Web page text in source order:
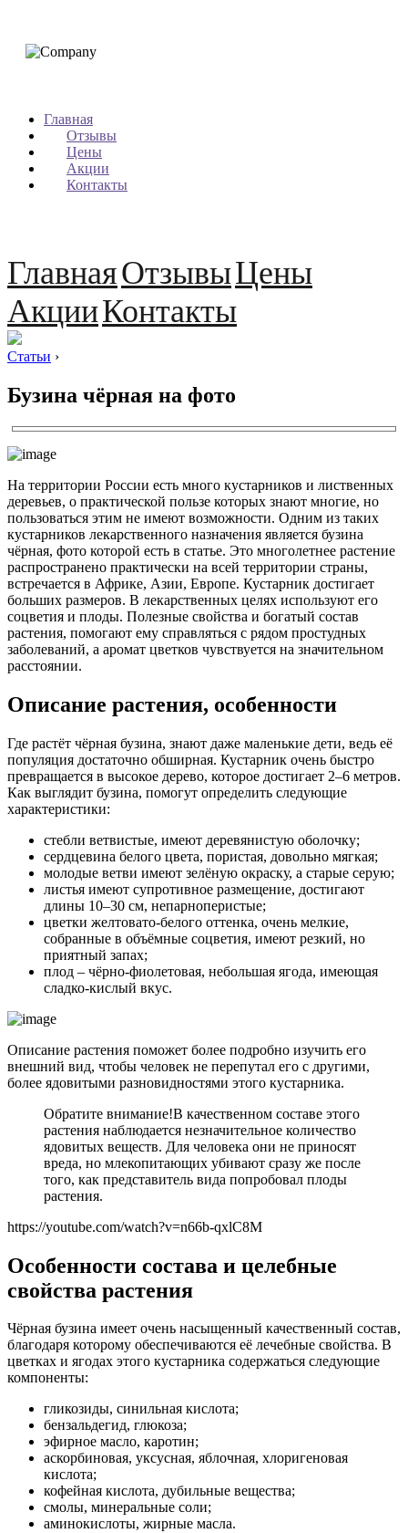
Главная
Отзывы
Цены
Акции
Контакты
ГлавнаяОтзывыЦены
АкцииКонтакты
Статьи ›
Бузина чёрная на фото
На территории России есть много кустарников и лиственных
деревьев, о практической пользе которых знают многие, но
пользоваться этим не имеют возможности. Одним из таких
кустарников лекарственного назначения является бузина
чёрная, фото которой есть в статье. Это многолетнее растение
распространено практически на всей территории страны,
встречается в Африке, Азии, Европе. Кустарник достигает
больших размеров. В лекарственных целях используют его
соцветия и плоды. Полезные свойства и богатый состав
растения, помогают ему справляться с рядом простудных
заболеваний, а аромат цветков чувствуется на значительном
расстоянии.
Описание растения, особенности
Где растёт чёрная бузина, знают даже маленькие дети, ведь её
популяция достаточно обширная. Кустарник очень быстро
превращается в высокое дерево, которое достигает 2–6 метров.
Как выглядит бузина, помогут определить следующие
характеристики:
стебли ветвистые, имеют деревянистую оболочку;
сердцевина белого цвета, пористая, довольно мягкая;
молодые ветви имеют зелёную окраску, а старые серую;
листья имеют супротивное размещение, достигают
длины 10–30 см, непарноперистые;
цветки желтовато-белого оттенка, очень мелкие,
собранные в объёмные соцветия, имеют резкий, но
приятный запах;
плод – чёрно-фиолетовая, небольшая ягода, имеющая
сладко-кислый вкус.
Описание растения поможет более подробно изучить его
внешний вид, чтобы человек не перепутал его с другими,
более ядовитыми разновидностями этого кустарника.
Обратите внимание!В качественном составе этого
растения наблюдается незначительное количество
ядовитых веществ. Для человека они не приносят
вреда, но млекопитающих убивают сразу же после
того, как представитель вида попробовал плоды
растения.
https://youtube.com/watch?v=n66b-qxlC8M
Особенности состава и целебные
свойства растения
Чёрная бузина имеет очень насыщенный качественный состав,
благодаря которому обеспечиваются её лечебные свойства. В
цветках и ягодах этого кустарника содержаться следующие
компоненты:
гликозиды, синильная кислота;
бензальдегид, глюкоза;
эфирное масло, каротин;
аскорбиновая, уксусная, яблочная, хлоригеновая
кислота;
кофейная кислота, дубильные вещества;
смолы, минеральные соли;
аминокислоты, жирные масла.